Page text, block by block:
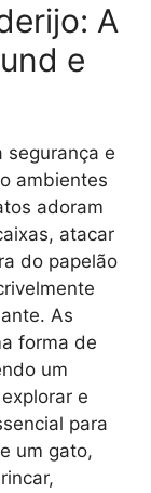
A
e
segurança e
ambientes
adoram
atacar
do papelão
As
forma de
um
e
para
um gato,